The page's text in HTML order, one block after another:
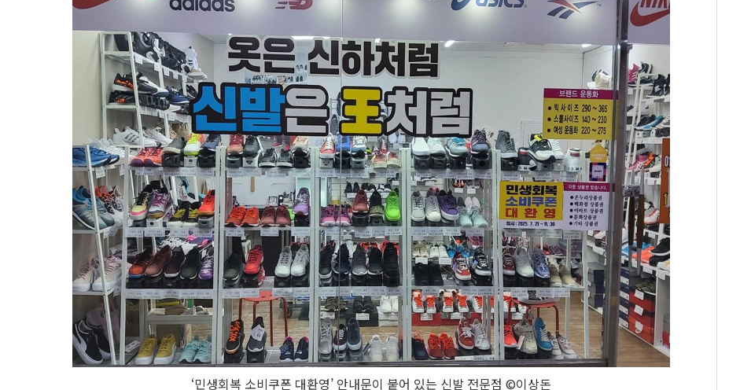
‘민생회복 소비쿠폰 대환영’ 안내문이 붙어 있는 신발 전문점 ©이상돈